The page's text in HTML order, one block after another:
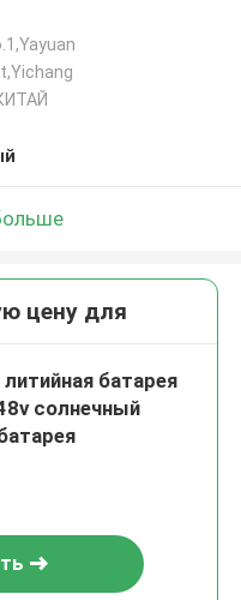
цену для
батарея
солнечный